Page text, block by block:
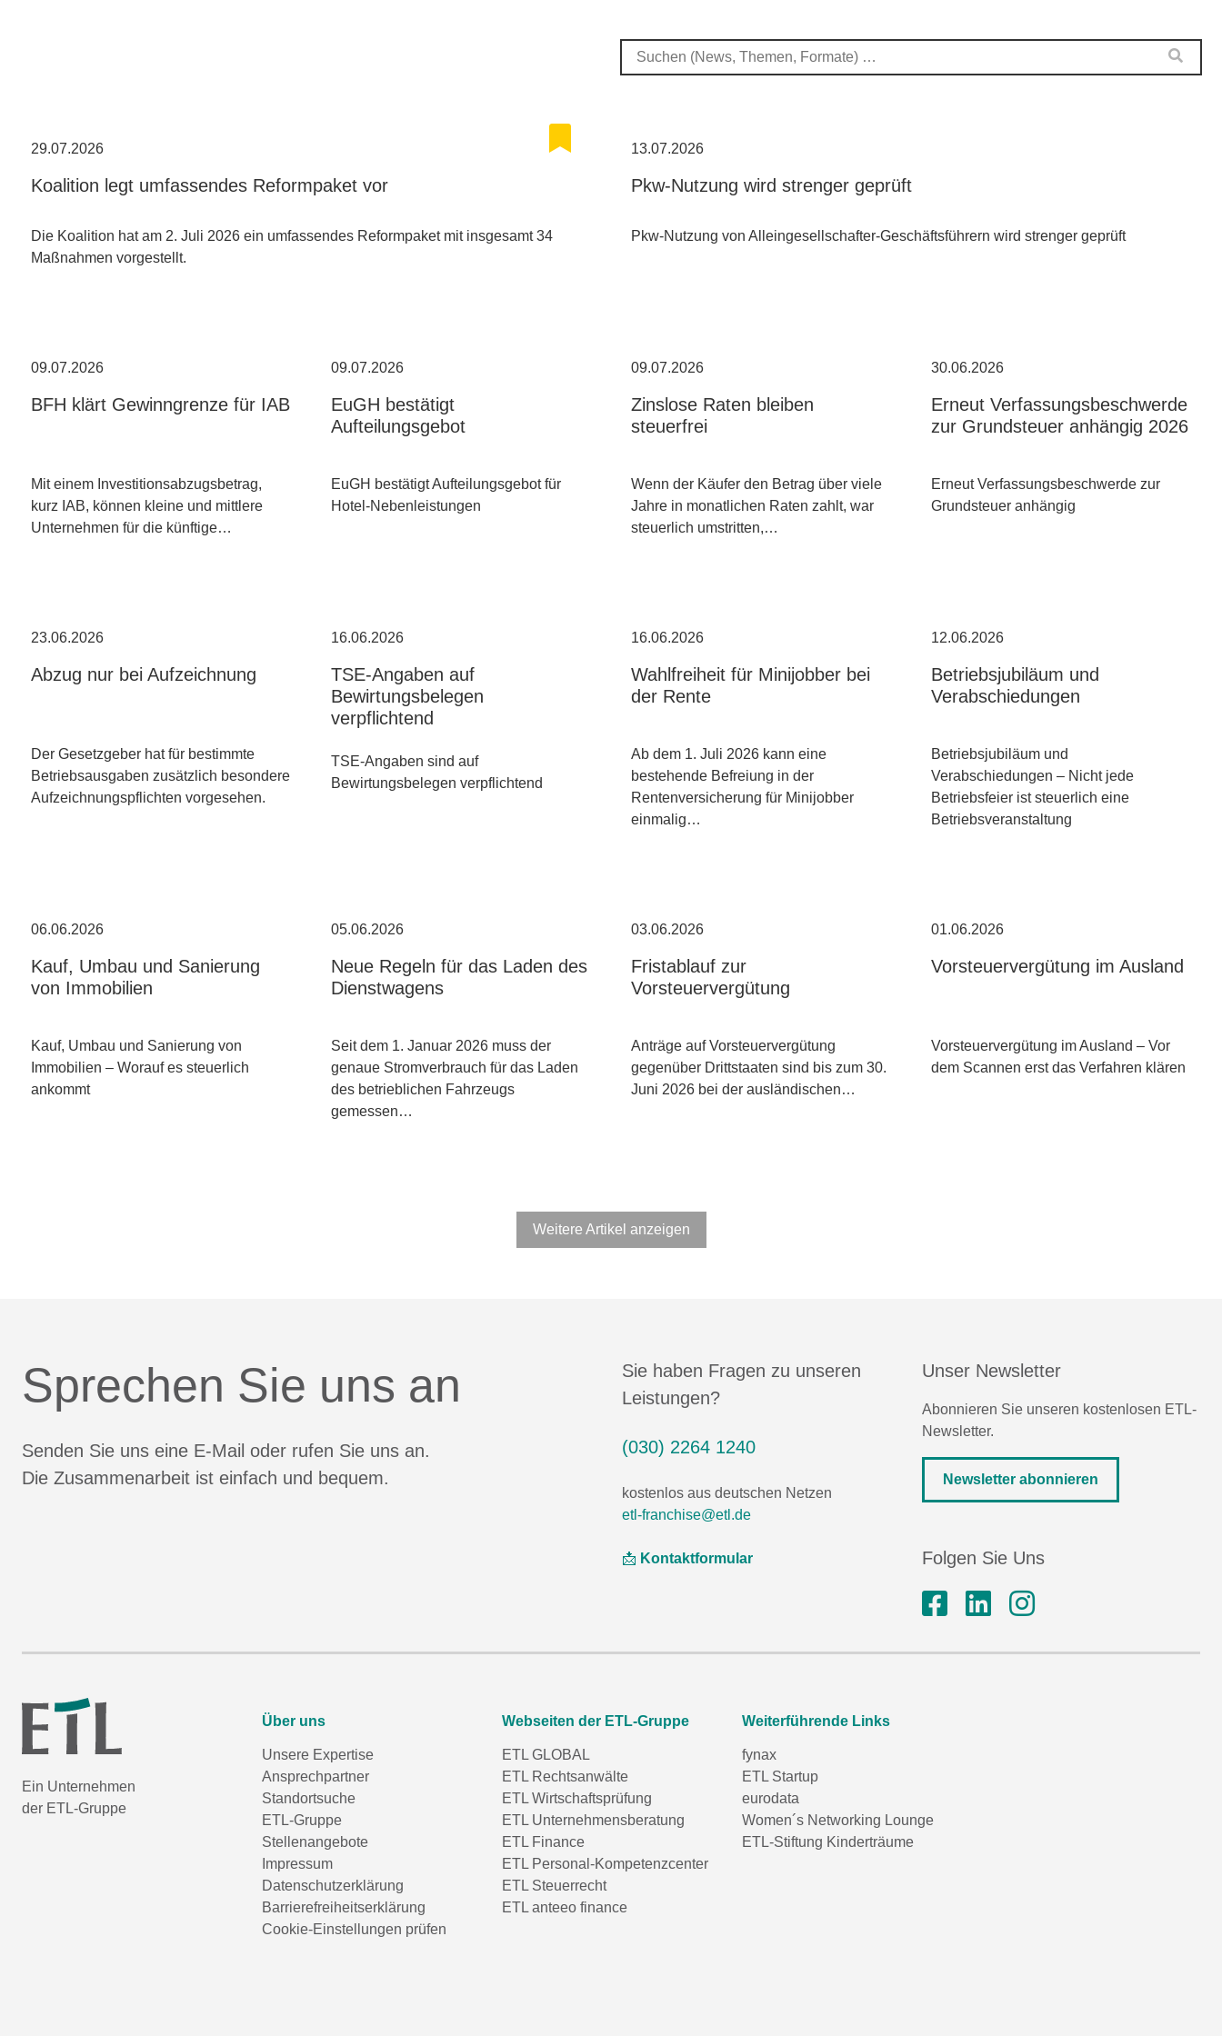
29.07.2026
Koalition legt umfassendes Reformpaket vor
Die Koalition hat am 2. Juli 2026 ein umfassendes Reformpaket mit insgesamt 34
Maßnahmen vorgestellt.
13.07.2026
Pkw-Nutzung wird strenger geprüft
Pkw-Nutzung von Alleingesellschafter-Geschäftsführern wird strenger geprüft
09.07.2026
BFH klärt Gewinngrenze für IAB
Mit einem Investitionsabzugsbetrag,
kurz IAB, können kleine und mittlere
Unternehmen für die künftige…
09.07.2026
EuGH bestätigt
Aufteilungsgebot
EuGH bestätigt Aufteilungsgebot für
Hotel-Nebenleistungen
09.07.2026
Zinslose Raten bleiben
steuerfrei
Wenn der Käufer den Betrag über viele
Jahre in monatlichen Raten zahlt, war
steuerlich umstritten,…
30.06.2026
Erneut Verfassungsbeschwerde
zur Grundsteuer anhängig 2026
Erneut Verfassungsbeschwerde zur
Grundsteuer anhängig
23.06.2026
Abzug nur bei Aufzeichnung
Der Gesetzgeber hat für bestimmte
Betriebsausgaben zusätzlich besondere
Aufzeichnungspflichten vorgesehen.
16.06.2026
TSE-Angaben auf
Bewirtungsbelegen
verpflichtend
TSE-Angaben sind auf
Bewirtungsbelegen verpflichtend
16.06.2026
Wahlfreiheit für Minijobber bei
der Rente
Ab dem 1. Juli 2026 kann eine
bestehende Befreiung in der
Rentenversicherung für Minijobber
einmalig…
12.06.2026
Betriebsjubiläum und
Verabschiedungen
Betriebsjubiläum und
Verabschiedungen – Nicht jede
Betriebsfeier ist steuerlich eine
Betriebsveranstaltung
06.06.2026
Kauf, Umbau und Sanierung
von Immobilien
Kauf, Umbau und Sanierung von
Immobilien – Worauf es steuerlich
ankommt
05.06.2026
Neue Regeln für das Laden des
Dienstwagens
Seit dem 1. Januar 2026 muss der
genaue Stromverbrauch für das Laden
des betrieblichen Fahrzeugs
gemessen…
03.06.2026
Fristablauf zur
Vorsteuervergütung
Anträge auf Vorsteuervergütung
gegenüber Drittstaaten sind bis zum 30.
Juni 2026 bei der ausländischen…
01.06.2026
Vorsteuervergütung im Ausland
Vorsteuervergütung im Ausland – Vor
dem Scannen erst das Verfahren klären
Weitere Artikel anzeigen
Sprechen Sie uns an
Senden Sie uns eine E-Mail oder rufen Sie uns an.
Die Zusammenarbeit ist einfach und bequem.
Sie haben Fragen zu unseren
Leistungen?
(030) 2264 1240
kostenlos aus deutschen Netzen
etl-franchise@etl.de
📩 Kontaktformular
Unser Newsletter
Abonnieren Sie unseren kostenlosen ETL-
Newsletter.
Newsletter abonnieren
Folgen Sie Uns
Ein Unternehmen
der ETL-Gruppe
Über uns
Unsere Expertise
Ansprechpartner
Standortsuche
ETL-Gruppe
Stellenangebote
Impressum
Datenschutzerklärung
Barrierefreiheitserklärung
Cookie-Einstellungen prüfen
Webseiten der ETL-Gruppe
ETL GLOBAL
ETL Rechtsanwälte
ETL Wirtschaftsprüfung
ETL Unternehmensberatung
ETL Finance
ETL Personal-Kompetenzcenter
ETL Steuerrecht
ETL anteeo finance
Weiterführende Links
fynax
ETL Startup
eurodata
Women´s Networking Lounge
ETL-Stiftung Kinderträume